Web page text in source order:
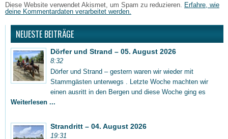
Diese Website verwendet Akismet, um Spam zu reduzieren.
Erfahre, wie
deine Kommentardaten verarbeitet werden.
NEUESTE BEITRÄGE
Dörfer und Strand – 05. August 2026
8:32
Dörfer und Strand – gestern waren wir wieder mit
Stammgästen unterwegs . Letzte Woche machten wir
einen ausritt in den Bergen und diese Woche ging es
Weiterlesen ...
Strandritt – 04. August 2026
19:31